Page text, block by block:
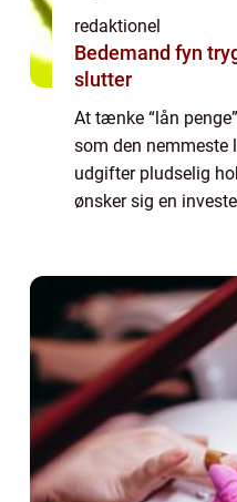
redaktionel
Bedemand fyn tryg hjælp, når livet
slutter
At tænke “lån
som den nemmeste
udgifter pludselig
ønsker sig en